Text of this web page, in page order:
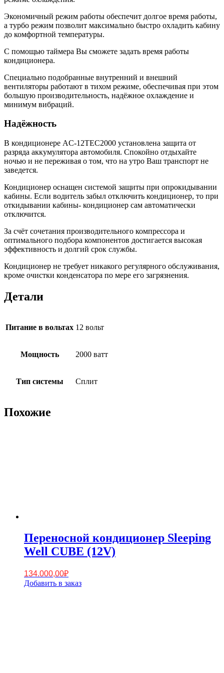
Экономичный режим работы обеспечит долгое время работы,
а турбо режим позволит максимально быстро охладить кабину
до комфортной температуры.
С помощью таймера Вы сможете задать время работы
кондиционера.
Специально подобранные внутренний и внешний
вентиляторы работают в тихом режиме, обеспечивая при этом
большую производительность, надёжное охлаждение и
минимум вибраций.
Надёжность
В кондиционере AC-12TEC2000 установлена защита от
разряда аккумулятора автомобиля. Спокойно отдыхайте
ночью и не переживая о том, что на утро Ваш транспорт не
заведется.
Кондиционер оснащен системой защиты при опрокидывании
кабины. Если водитель забыл отключить кондиционер, то при
откидывании кабины- кондиционер сам автоматически
отключится.
За счёт сочетания производительного компрессора и
оптимального подбора компонентов достигается высокая
эффективность и долгий срок службы.
Кондиционер не требует никакого регулярного обслуживания,
кроме очистки конденсатора по мере его загрязнения.
Детали
Питание в вольтах 12 вольт
Мощность 2000 ватт
Тип системы Сплит
Похожие
Переносной кондиционер Sleeping
Well CUBE (12V)
134.000,00₽
Добавить в заказ